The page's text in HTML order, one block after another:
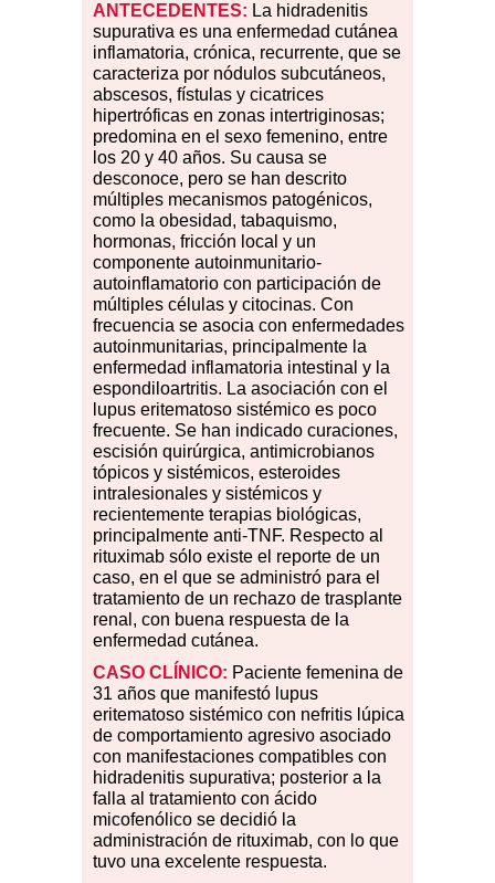
ANTECEDENTES: La hidradenitis
supurativa es una enfermedad cutánea
inflamatoria, crónica, recurrente, que se
caracteriza por nódulos subcutáneos,
abscesos, fístulas y cicatrices
hipertróficas en zonas intertriginosas;
predomina en el sexo femenino, entre
los 20 y 40 años. Su causa se
desconoce, pero se han descrito
múltiples mecanismos patogénicos,
como la obesidad, tabaquismo,
hormonas, fricción local y un
componente autoinmunitario-
autoinflamatorio con participación de
múltiples células y citocinas. Con
frecuencia se asocia con enfermedades
autoinmunitarias, principalmente la
enfermedad inflamatoria intestinal y la
espondiloartritis. La asociación con el
lupus eritematoso sistémico es poco
frecuente. Se han indicado curaciones,
escisión quirúrgica, antimicrobianos
tópicos y sistémicos, esteroides
intralesionales y sistémicos y
recientemente terapias biológicas,
principalmente anti-TNF. Respecto al
rituximab sólo existe el reporte de un
caso, en el que se administró para el
tratamiento de un rechazo de trasplante
renal, con buena respuesta de la
enfermedad cutánea.
CASO CLÍNICO: Paciente femenina de
31 años que manifestó lupus
eritematoso sistémico con nefritis lúpica
de comportamiento agresivo asociado
con manifestaciones compatibles con
hidradenitis supurativa; posterior a la
falla al tratamiento con ácido
micofenólico se decidió la
administración de rituximab, con lo que
tuvo una excelente respuesta.